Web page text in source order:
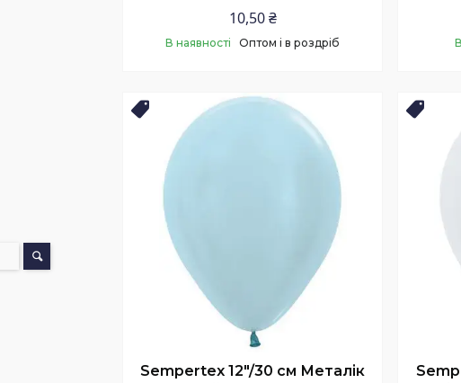
10,50 ₴
В наявності Оптом і в роздріб
Купити
Sempertex 12"/30 см Металік